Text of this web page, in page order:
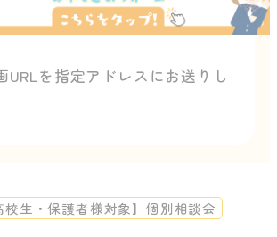
を指定アドレスにお送りし
校生・保護者様対象】個別相談会